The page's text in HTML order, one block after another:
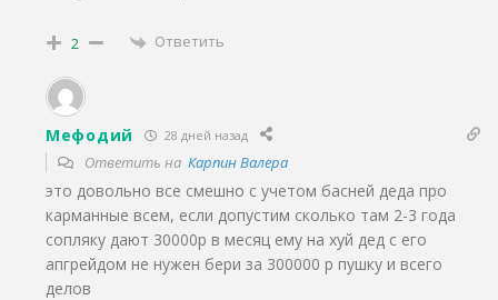
2 Ответить
Мефодий 28 дней назад
Ответить на Карпин Валера
это довольно все смешно с учетом басней деда про
карманные всем, если допустим сколько там 2-3 года
сопляку дают 30000р в месяц ему на хуй дед с его
апгрейдом не нужен бери за 300000 р пушку и всего
делов